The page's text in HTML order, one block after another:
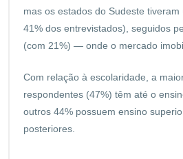
mas os estados do Sudeste
41% dos entrevistados), seguidos
(com 21%) — onde o mercado
Com relação à escolaridade, a
respondentes (47%) têm até o
outros 44% possuem ensino
posteriores.